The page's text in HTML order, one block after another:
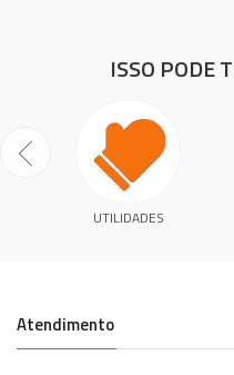
ISSO PODE
UTILIDADES
Atendimento